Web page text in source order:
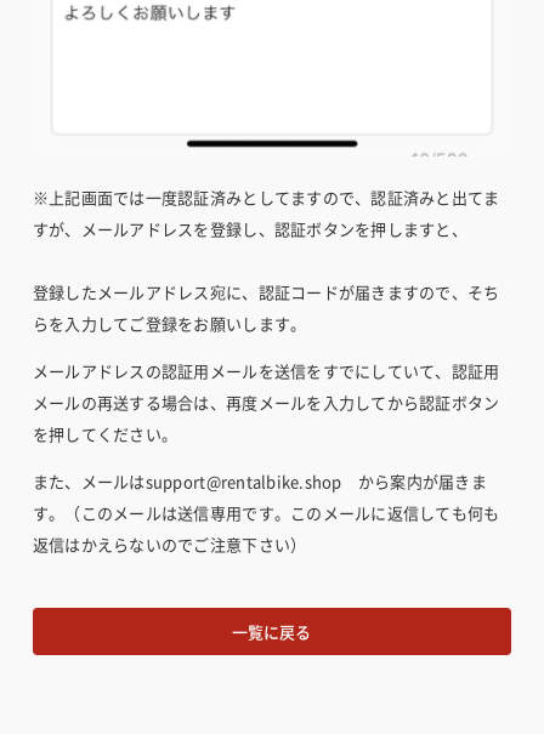
バイクを借りたい方
安全安心の個人間のシェア保険
貸したい・シェアしたい方
加盟店になりたい方向け
バイクを借りたい方
安全安心の個人間のシェア保険
貸したい・シェアしたい方
インバウンドへの対応
※上記画面では一度認証済みとしてますので、認証済みと出てま
すが、メールアドレスを登録し、認証ボタンを押しますと、
登録したメールアドレス宛に、認証コードが届きますので、そち
らを入力してご登録をお願いします。
メールアドレスの認証用メールを送信をすでにしていて、認証用
メールの再送する場合は、再度メールを入力してから認証ボタン
を押してください。
また、メールはsupport@rentalbike.shop　から案内が届きま
す。（このメールは送信専用です。このメールに返信しても何も
返信はかえらないのでご注意下さい）
一覧に戻る